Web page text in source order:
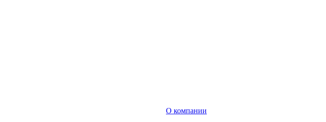
О компании